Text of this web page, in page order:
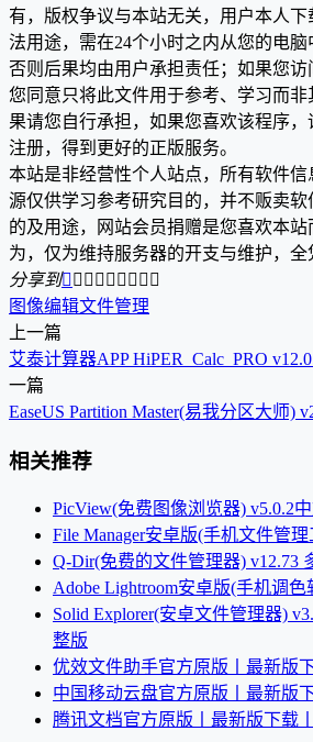
有，版权争议与本站无关，用户本人
法用途，需在24个小时之内从您的电脑
否则后果均由用户承担责任；如果您
您同意只将此文件用于参考、学习而
果请您自行承担，如果您喜欢该程序
注册，得到更好的正版服务。
本站是非经营性个人站点，所有软件
源仅供学习参考研究目的，并不贩卖软
的及用途，网站会员捐赠是您喜欢本
为，仅为维持服务器的开支与维护，全
分享到        
图像编辑文件管理
上一篇
艾泰计算器APP HiPER_Calc_PRO
一篇
EaseUS Partition Master(易我分区大师)
相关推荐
PicView(免费图像浏览器) v5.0.2
File Manager安卓版(手机文件管
Q-Dir(免费的文件管理器) v12.73
Adobe Lightroom安卓版(手机调色
Solid Explorer(安卓文件管理器)
整版
优效文件助手官方原版丨最新版
中国移动云盘官方原版丨最新版
腾讯文档官方原版丨最新版下载